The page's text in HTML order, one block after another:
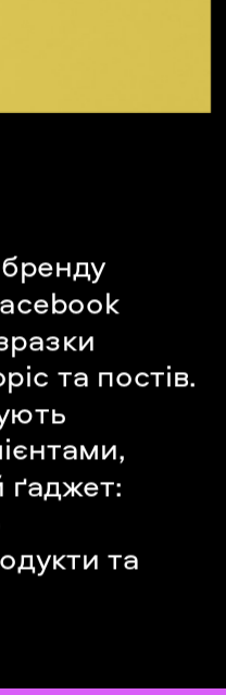
та постів.
ґаджет:
та